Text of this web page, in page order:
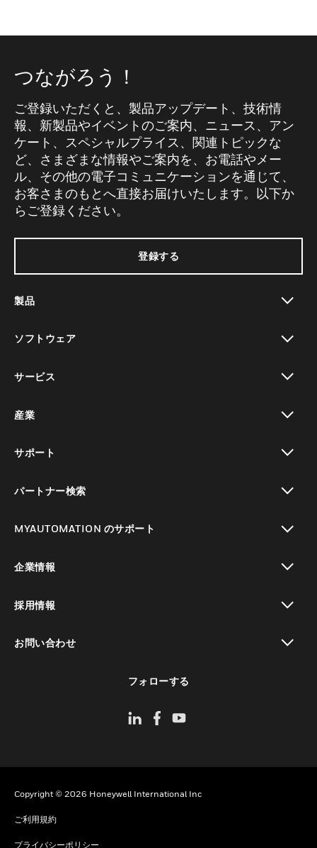
つながろう！
ご登録いただくと、製品アップデート、技術情
報、新製品やイベントのご案内、ニュース、アン
ケート、スペシャルプライス、関連トピックな
ど、さまざまな情報やご案内を、お電話やメー
ル、その他の電子コミュニケーションを通じて、
お客さまのもとへ直接お届けいたします。以下か
らご登録ください。
登録する
製品
ソフトウェア
サービス
産業
サポート
パートナー検索
MYAUTOMATION のサポート
企業情報
採用情報
お問い合わせ
フォローする
Copyright © 2026 Honeywell International Inc
ご利用規約
プライバシーポリシー